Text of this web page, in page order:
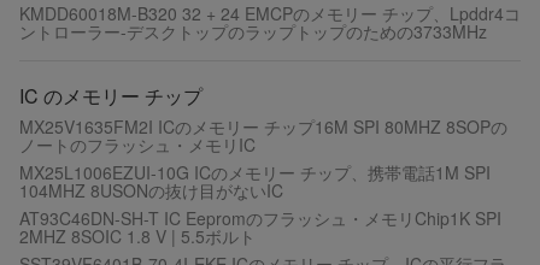
KMDD60018M-B320 32 + 24 EMCPのメモリー チップ、Lpddr4コ
ントローラー-デスクトップのラップトップのための3733MHz
IC のメモリー チップ
MX25V1635FM2I ICのメモリー チップ16M SPI 80MHZ 8SOPの
ノートのフラッシュ・メモリIC
MX25L1006EZUI-10G ICのメモリー チップ、携帯電話1M SPI
104MHZ 8USONの抜け目がないIC
AT93C46DN-SH-T IC Eepromのフラッシュ・メモリChip1K SPI
2MHZ 8SOIC 1.8 V | 5.5ボルト